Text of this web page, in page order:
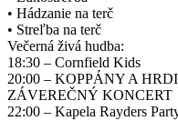
• Hádzanie na terč
• Streľba na terč
Večerná živá hudba:
18:30 – Cornfield Kids
20:00 – KOPPÁNY A
ZÁVEREČNÝ KONCERT
22:00 – Kapela Rayders